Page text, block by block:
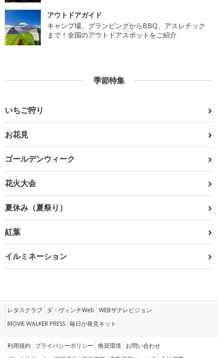
アウトドアガイド
キャンプ場、グランピングからBBQ、アスレチック
まで！全国のアウトドアスポットをご紹介
季節特集
いちご狩り
お花見
ゴールデンウィーク
花火大会
夏休み（夏祭り）
紅葉
イルミネーション
レタスクラブ ダ・ヴィンチWeb WEBザテレビジョン
MOVIE WALKER PRESS 毎日が発見ネット
利用規約 プライバシーポリシー 推奨環境 お問い合わせ